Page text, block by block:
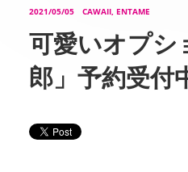
2021/05/05 CAWAII, ENTAME
可愛いオプ
郎」予約受付